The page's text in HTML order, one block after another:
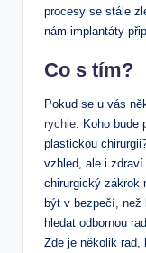
procesy se stále
nám implantáty
Co s tím?
Pokud se u vás
rychle. Koho bude
plastickou
vzhled, ale i
chirurgický zákrok
být v bezpečí, než
hledat odbornou
Zde je několik rad,